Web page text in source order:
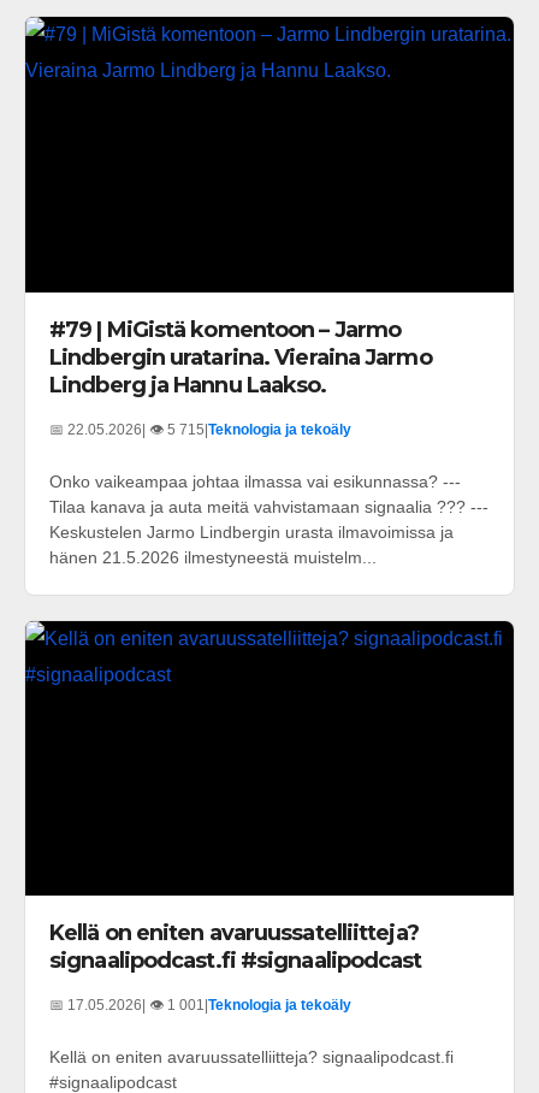
#79 | MiGistä komentoon – Jarmo
Lindbergin uratarina. Vieraina Jarmo
Lindberg ja Hannu Laakso.
📅 22.05.2026| 👁️ 5 715|Teknologia ja tekoäly
Onko vaikeampaa johtaa ilmassa vai esikunnassa? ---
Tilaa kanava ja auta meitä vahvistamaan signaalia ??? ---
Keskustelen Jarmo Lindbergin urasta ilmavoimissa ja
hänen 21.5.2026 ilmestyneestä muistelm...
Kellä on eniten avaruussatelliitteja?
signaalipodcast.fi #signaalipodcast
📅 17.05.2026 | 👁️ 1 001 Teknologia ja tekoäly
Kellä on eniten avaruussatelliitteja? signaalipodcast.fi
#signaalipodcast